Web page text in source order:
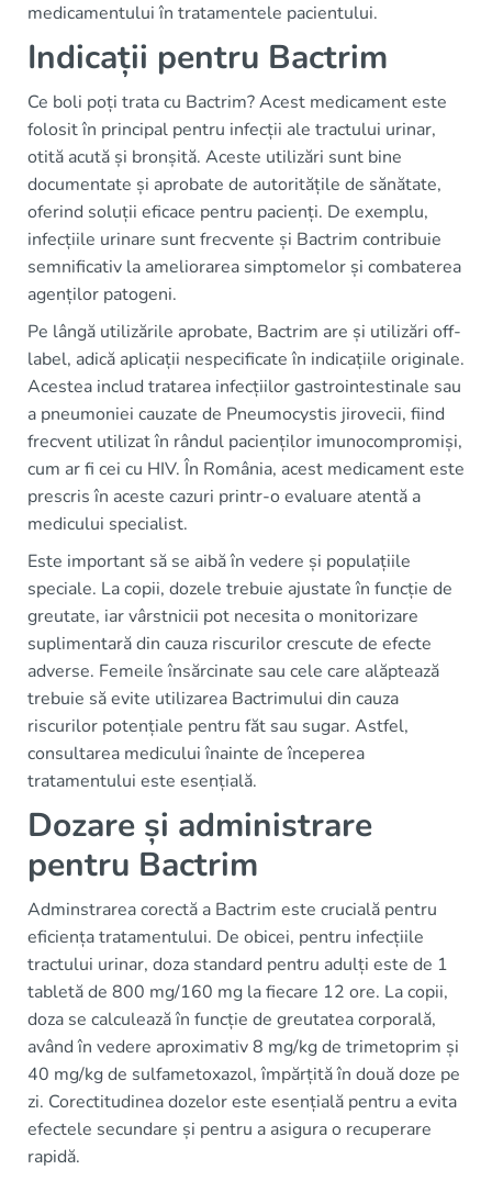
medicamentului în tratamentele pacientului.
Indicații pentru Bactrim
Ce boli poți trata cu Bactrim? Acest medicament este
folosit în principal pentru infecții ale tractului urinar,
otită acută și bronșită. Aceste utilizări sunt bine
documentate și aprobate de autoritățile de sănătate,
oferind soluții eficace pentru pacienți. De exemplu,
infecțiile urinare sunt frecvente și Bactrim contribuie
semnificativ la ameliorarea simptomelor și combaterea
agenților patogeni.
Pe lângă utilizările aprobate, Bactrim are și utilizări off-
label, adică aplicații nespecificate în indicațiile originale.
Acestea includ tratarea infecțiilor gastrointestinale sau
a pneumoniei cauzate de Pneumocystis jirovecii, fiind
frecvent utilizat în rândul pacienților imunocompromiși,
cum ar fi cei cu HIV. În România, acest medicament este
prescris în aceste cazuri printr-o evaluare atentă a
medicului specialist.
Este important să se aibă în vedere și populațiile
speciale. La copii, dozele trebuie ajustate în funcție de
greutate, iar vârstnicii pot necesita o monitorizare
suplimentară din cauza riscurilor crescute de efecte
adverse. Femeile însărcinate sau cele care alăptează
trebuie să evite utilizarea Bactrimului din cauza
riscurilor potențiale pentru făt sau sugar. Astfel,
consultarea medicului înainte de începerea
tratamentului este esențială.
Dozare și administrare
pentru Bactrim
Adminstrarea corectă a Bactrim este crucială pentru
eficiența tratamentului. De obicei, pentru infecțiile
tractului urinar, doza standard pentru adulți este de 1
tabletă de 800 mg/160 mg la fiecare 12 ore. La copii,
doza se calculează în funcție de greutatea corporală,
având în vedere aproximativ 8 mg/kg de trimetoprim și
40 mg/kg de sulfametoxazol, împărțită în două doze pe
zi. Corectitudinea dozelor este esențială pentru a evita
efectele secundare și pentru a asigura o recuperare
rapidă.